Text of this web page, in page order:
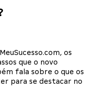
os
que o novo
fala sobre o que os
para se destacar no